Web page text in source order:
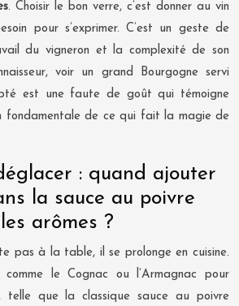
. Choisir le bon verre, c’est donner au vin
pour s’exprimer. C’est un geste de
du vigneron et la complexité de son
voir un grand Bourgogne servi
est une faute de goût qui témoigne
fondamentale de ce qui fait la magie de
: quand ajouter
la sauce au poivre
arômes ?
pas à la table, il se prolonge en cuisine.
comme le Cognac ou l’Armagnac pour
telle que la classique sauce au poivre